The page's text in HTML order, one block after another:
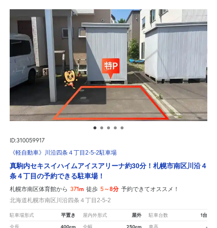
ID:310059917
《軽自動車》川沿四条４丁目2-5-2駐車場
真駒内セキスイハイムアイスアリーナ約30分！札幌市南区川沿４
条４丁目の予約できる駐車場！
札幌市南区体育館から 371m 徒歩 5～8分 予約できてオススメ！
北海道札幌市南区川沿四条４丁目2-5-2
駐車場形式 平置き 屋内外形式 屋外 駐車台数 1台
全長 400cm 全幅 250cm 車高 -